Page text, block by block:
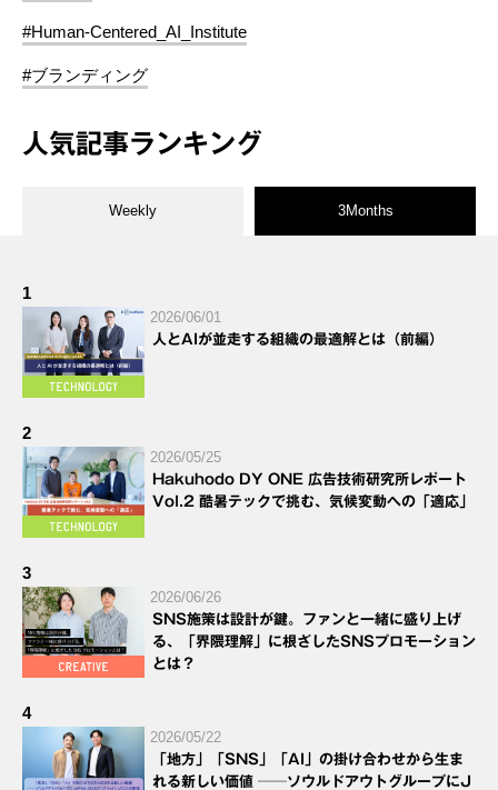
#Human-Centered_AI_Institute
#ブランディング
人気記事ランキング
Weekly 3Months
1
2026/06/01
人とAIが並走する組織の最適解とは（前編）
2
2026/05/25
Hakuhodo DY ONE 広告技術研究所レポート
Vol.2 酷暑テックで挑む、気候変動への「適応」
3
2026/06/26
SNS施策は設計が鍵。ファンと一緒に盛り上げ
る、「界隈理解」に根ざしたSNSプロモーション
とは？
4
2026/05/22
「地方」「SNS」「AI」の掛け合わせから生ま
れる新しい価値 ──ソウルドアウトグループにJ